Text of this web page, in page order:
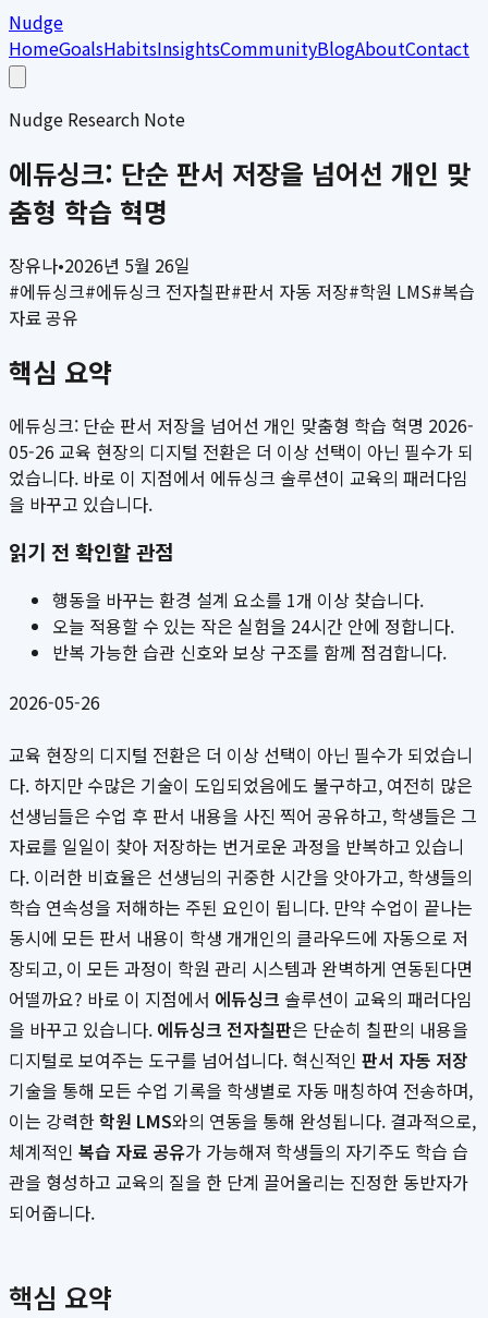
Nudge
HomeGoalsHabitsInsightsCommunityBlogAboutContact
Nudge Research Note
에듀싱크: 단순 판서 저장을 넘어선 개인 맞
춤형 학습 혁명
장유나•2026년 5월 26일
#에듀싱크#에듀싱크 전자칠판#판서 자동 저장#학원 LMS#복습
자료 공유
핵심 요약
에듀싱크: 단순 판서 저장을 넘어선 개인 맞춤형 학습 혁명 2026-
05-26 교육 현장의 디지털 전환은 더 이상 선택이 아닌 필수가 되
었습니다. 바로 이 지점에서 에듀싱크 솔루션이 교육의 패러다임
을 바꾸고 있습니다.
읽기 전 확인할 관점
행동을 바꾸는 환경 설계 요소를 1개 이상 찾습니다.
오늘 적용할 수 있는 작은 실험을 24시간 안에 정합니다.
반복 가능한 습관 신호와 보상 구조를 함께 점검합니다.
2026-05-26
교육 현장의 디지털 전환은 더 이상 선택이 아닌 필수가 되었습니
다. 하지만 수많은 기술이 도입되었음에도 불구하고, 여전히 많은
선생님들은 수업 후 판서 내용을 사진 찍어 공유하고, 학생들은 그
자료를 일일이 찾아 저장하는 번거로운 과정을 반복하고 있습니
다. 이러한 비효율은 선생님의 귀중한 시간을 앗아가고, 학생들의
학습 연속성을 저해하는 주된 요인이 됩니다. 만약 수업이 끝나는
동시에 모든 판서 내용이 학생 개개인의 클라우드에 자동으로 저
장되고, 이 모든 과정이 학원 관리 시스템과 완벽하게 연동된다면
어떨까요? 바로 이 지점에서 에듀싱크 솔루션이 교육의 패러다임
을 바꾸고 있습니다. 에듀싱크 전자칠판은 단순히 칠판의 내용을
디지털로 보여주는 도구를 넘어섭니다. 혁신적인 판서 자동 저장
기술을 통해 모든 수업 기록을 학생별로 자동 매칭하여 전송하며,
이는 강력한학원 LMS와의 연동을 통해 완성됩니다. 결과적으로,
체계적인 복습 자료 공유가 가능해져 학생들의 자기주도 학습 습
관을 형성하고 교육의 질을 한 단계 끌어올리는 진정한 동반자가
되어줍니다.
핵심 요약